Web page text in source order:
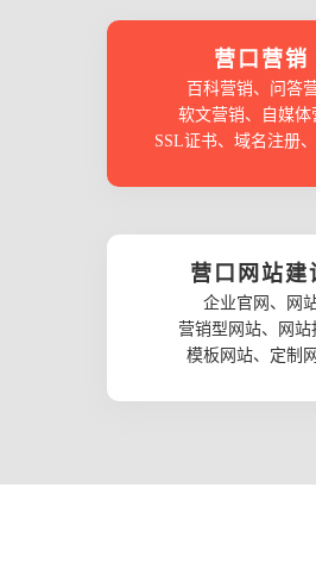
营口营销
百科营销、问答
软文营销、自媒体
SSL证书、域名注册
营口网站建
企业官网、网
营销型网站、网站
模板网站、定制